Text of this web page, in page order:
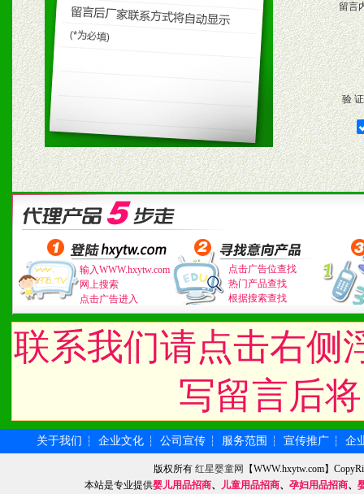
留言
验
输入WWW.hxytw.com
网上搜索
点击广告进入
点击广告位查找
热门产品查找
根据搜索查找
联系我们请点击右侧
写留言后
关于我们 ┆ 企业文化 ┆ 公司宣传 ┆ 服务范围 ┆ 宣传推广 ┆ 企
版权所有红星婴童网
【WWW.hxytw.com】
本站是专业提供婴儿用品招商、 儿童用品招商、 孕妇用品招商、